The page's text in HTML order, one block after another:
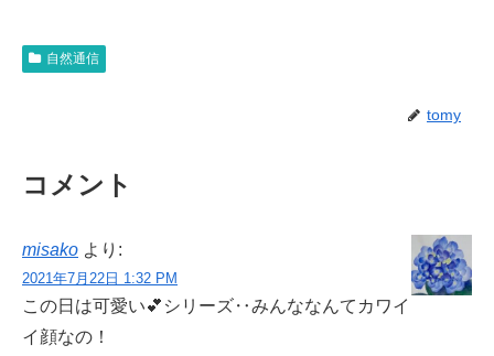
自然通信
tomy
コメント
misako より:
2021年7月22日 1:32 PM
この日は可愛い💕シリーズ‥みんななんてカワイ
イ顔なの！